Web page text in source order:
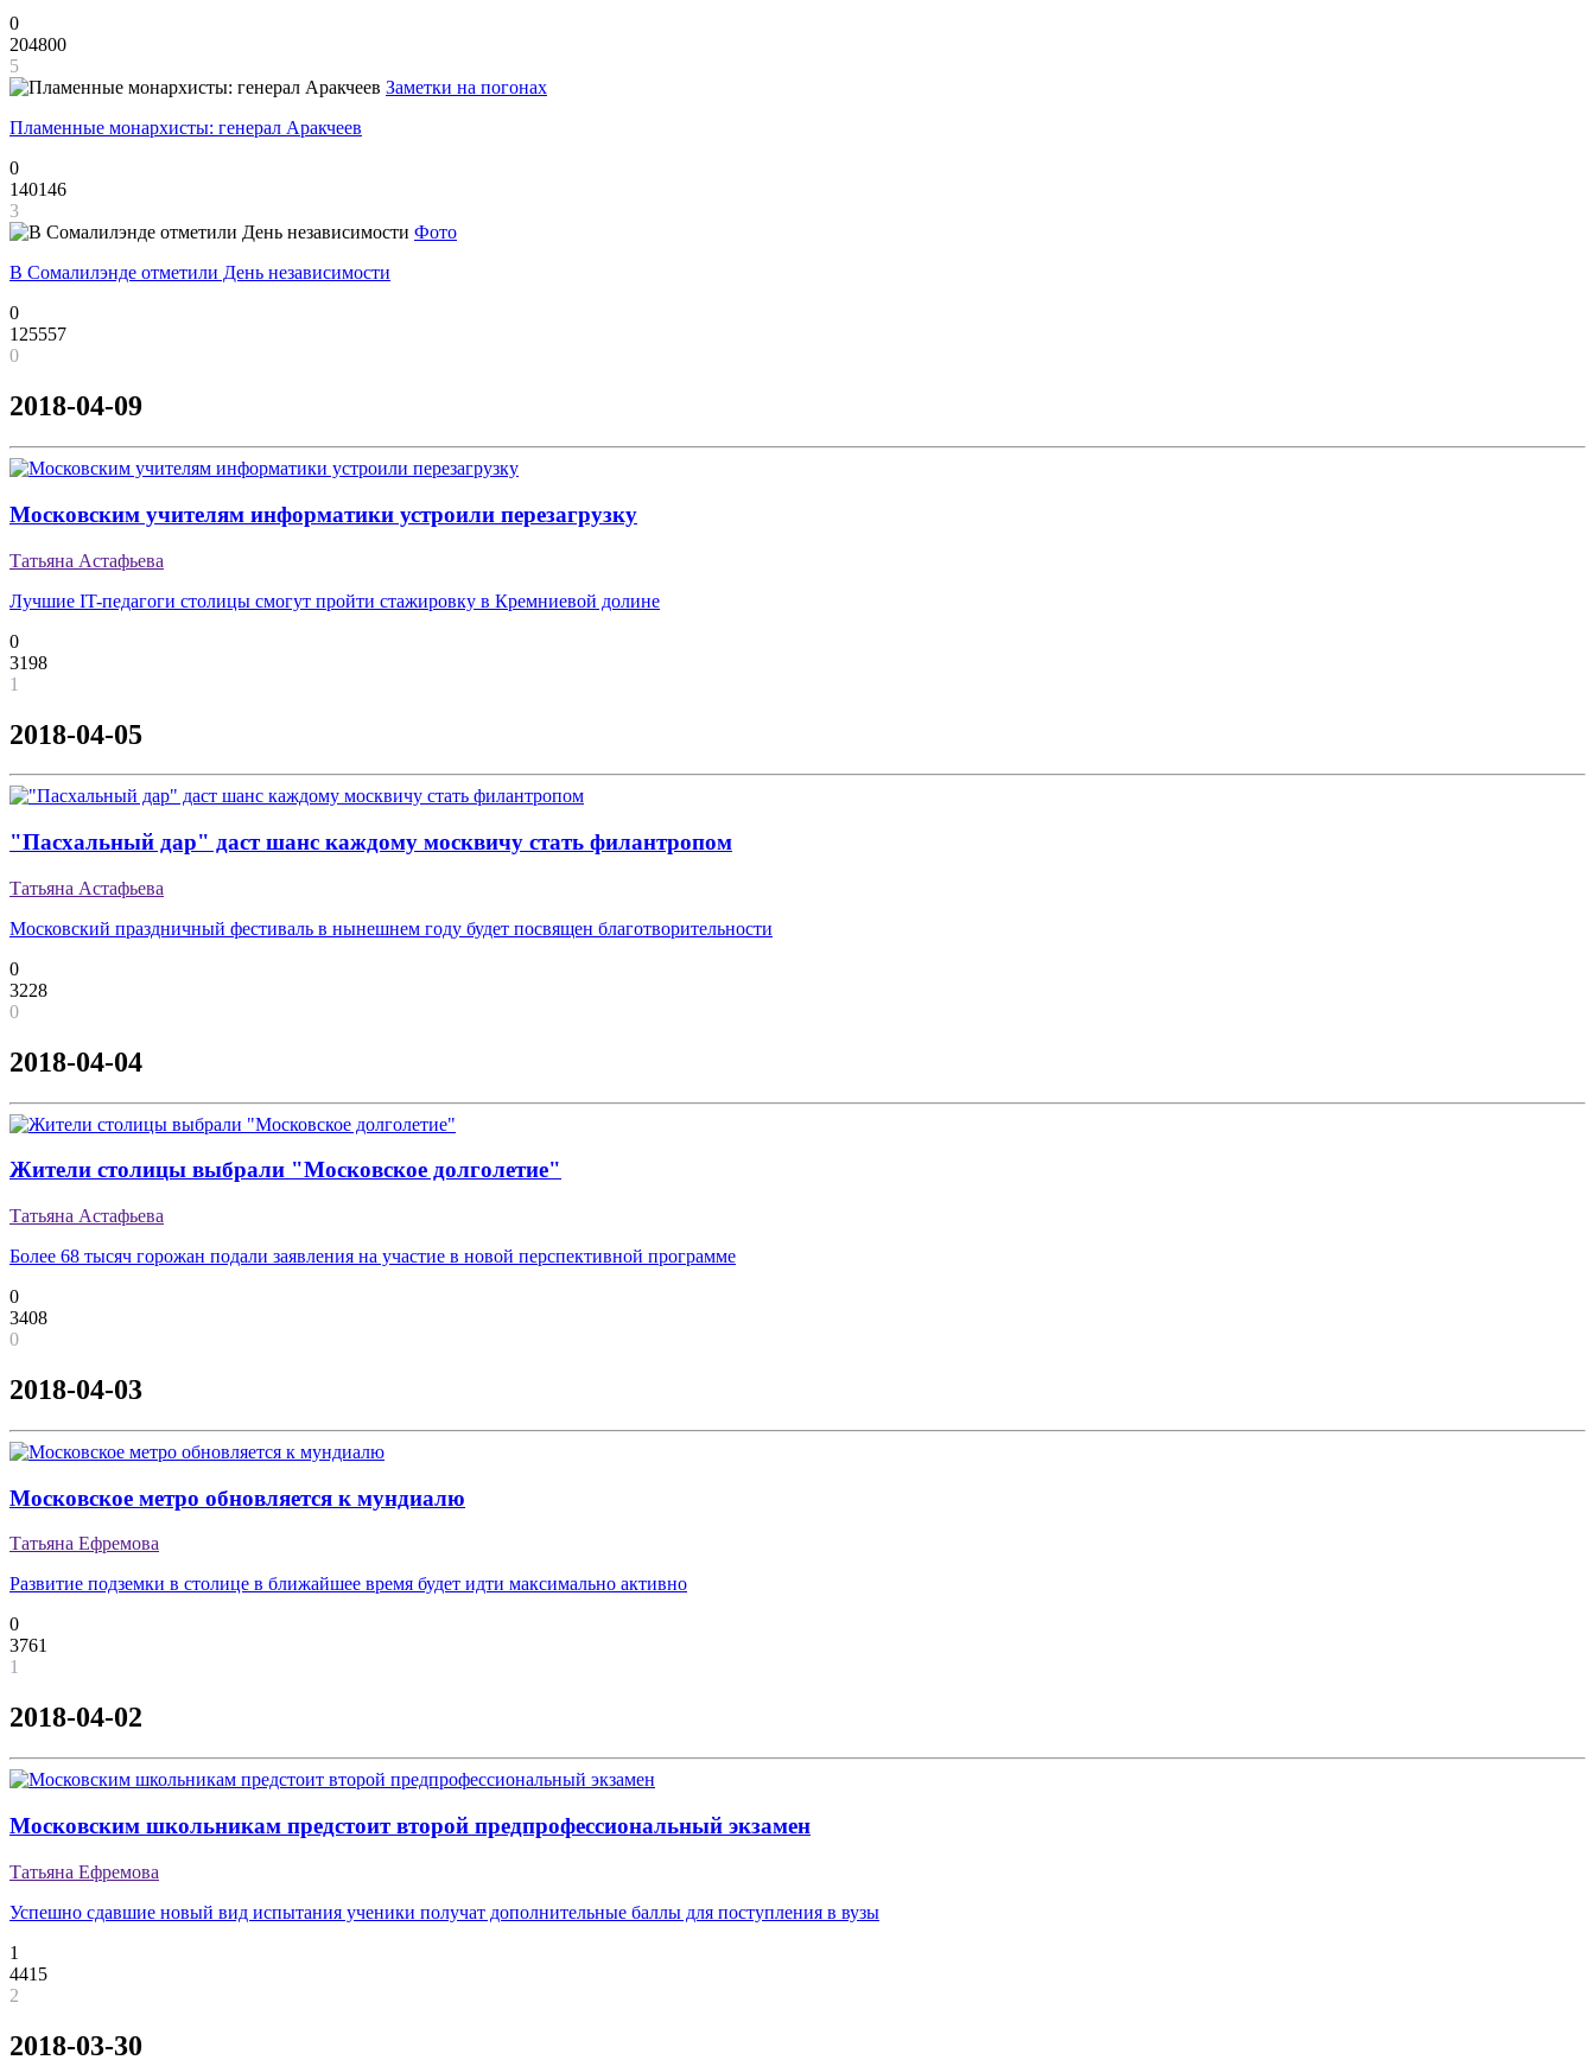
0
204800
5
Заметки на погонах
Пламенные монархисты: генерал Аракчеев
0
140146
3
Фото
В Сомалилэнде отметили День независимости
0
125557
0
2018-04-09
Московским учителям информатики устроили перезагрузку
Татьяна Астафьева
Лучшие IT-педагоги столицы смогут пройти стажировку в Кремниевой долине
0
3198
1
2018-04-05
"Пасхальный дар" даст шанс каждому москвичу стать филантропом
Татьяна Астафьева
Московский праздничный фестиваль в нынешнем году будет посвящен благотворительности
0
3228
0
2018-04-04
Жители столицы выбрали "Московское долголетие"
Татьяна Астафьева
Более 68 тысяч горожан подали заявления на участие в новой перспективной программе
0
3408
0
2018-04-03
Московское метро обновляется к мундиалю
Татьяна Ефремова
Развитие подземки в столице в ближайшее время будет идти максимально активно
0
3761
1
2018-04-02
Московским школьникам предстоит второй предпрофессиональный экзамен
Татьяна Ефремова
Успешно сдавшие новый вид испытания ученики получат дополнительные баллы для поступления в вузы
1
4415
2
2018-03-30